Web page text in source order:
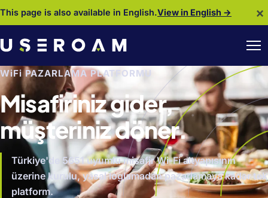
This page is also available in English.View in English → ×
WiFi PAZARLAMA PLATFORMU
Misafiriniz gider,
müşteriniz döner.
Türkiye'de 5651 uyumlu misafir Wi-Fi altyapısının
üzerine kurulu, yasal loglamadan pazarlamaya kadar tek
platform.